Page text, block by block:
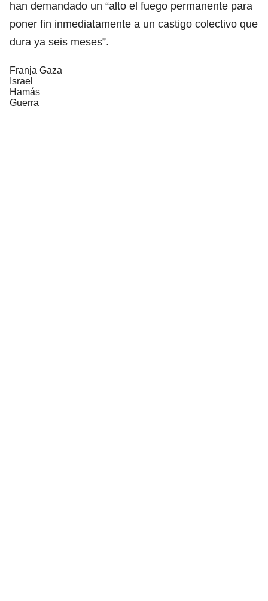
han demandado un “alto el fuego permanente para
poner fin inmediatamente a un castigo colectivo que
dura ya seis meses”.
Franja Gaza
Israel
Hamás
Guerra